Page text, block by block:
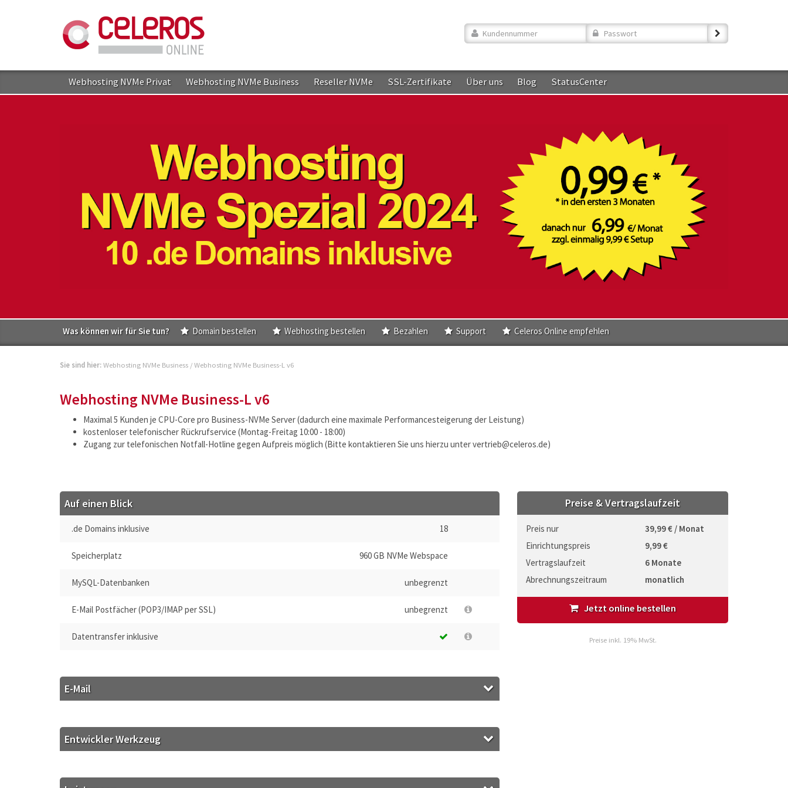
Kundennummer Passwort
Webhosting NVMe Privat Webhosting NVMe Business Reseller NVMe SSL-Zertifikate Über uns Blog StatusCenter
Was können wir für Sie tun? Domain bestellen Webhosting bestellen Bezahlen Support Celeros Online empfehlen
Sie sind hier:Webhosting NVMe Business /Webhosting NVMe Business-L v6
Webhosting NVMe Business-L v6
Maximal 5 Kunden je CPU-Core pro Business-NVMe Server (dadurch eine maximale Performancesteigerung der Leistung)
kostenloser telefonischer Rückrufservice (Montag-Freitag 10:00 - 18:00)
Zugang zur telefonischen Notfall-Hotline gegen Aufpreis möglich (Bitte kontaktieren Sie uns hierzu unter vertrieb@celeros.de)
Auf einen Blick
.de Domains inklusive 18
Speicherplatz 960 GB NVMe Webspace
MySQL-Datenbanken unbegrenzt
E-Mail Postfächer (POP3/IMAP per SSL) unbegrenzt
Datentransfer inklusive
E-Mail
Entwickler Werkzeug
Preise & Vertragslaufzeit
Preis nur
39,99 € / Monat
Einrichtungspreis
9,99 €
Vertragslaufzeit
6 Monate
Abrechnungszeitraum
monatlich
Jetzt online bestellen
Preise inkl. 19% MwSt.